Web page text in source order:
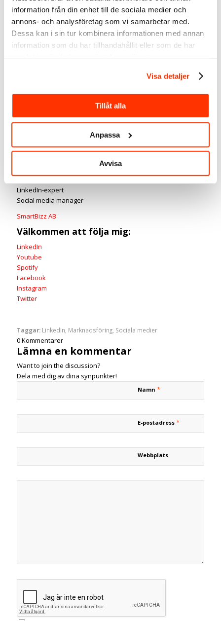
information från din enhet till de sociala medier och
annons- och analysföretag som vi samarbetar med.
Dessa kan i sin tur kombinera informationen med annan
information som du har tillhandahållit eller som de har
Visa detaljer
Tillåt alla
Anpassa
Avvisa
Linda Björck<-följ gärna mig på LinkedIn
LinkedIn-expert
Social media manager
SmartBizz AB
Välkommen att följa mig:
LinkedIn
Youtube
Spotify
Facebook
Instagram
Twitter
Taggar: LinkedIn Marknadsföring, Sociala medier
0Kommentarer
Lämna en kommentar
Want to join the discussion?
Dela med dig av dina synpunkter!
Namn *
E-postadress *
Webbplats